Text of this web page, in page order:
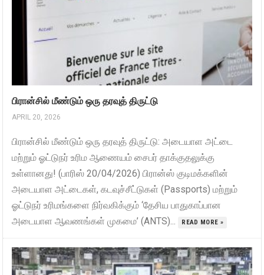
பிரான்சில் மீண்டும் ஒரு தரவுத் திருட்டு
APRIL 20, 2026
பிரான்சில் மீண்டும் ஒரு தரவுத் திருட்டு: அடையாள அட்டை
மற்றும் ஓட்டுநர் உரிம ஆணையம் சைபர் தாக்குதலுக்கு
உள்ளானது! (பாரிஸ் 20/04/2026) பிரான்ஸ் குடிமக்களின்
அடையாள அட்டைகள், கடவுச்சீட்டுகள் (Passports) மற்றும்
ஓட்டுநர் உரிமங்களை நிர்வகிக்கும் ‘தேசிய பாதுகாப்பான
அடையாள ஆவணங்கள் முகமை’ (ANTS)...
READ MORE »